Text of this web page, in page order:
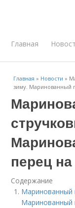
Главная
Главная » Новости »
зиму. Маринованный
перец
Содержание
Маринованный
Маринованный